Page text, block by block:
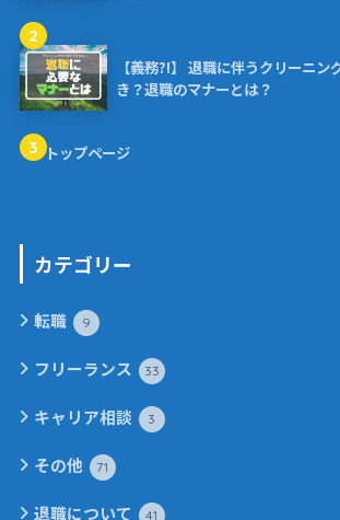
2
【義務?!】 退職に伴うクリーニン
き？退職のマナーとは？
3 トップページ
カテゴリー
転職 9
フリーランス 33
キャリア相談 3
その他 71
退職について 41